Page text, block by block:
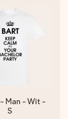
Man - Wit -
S